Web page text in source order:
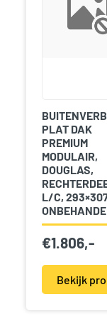
PLAT DAK
PREMIUM
MODULAIR,
DOUGLAS,
L/C,
€1.806,-